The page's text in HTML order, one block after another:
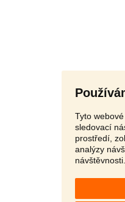
Tyto
sledovací
prostředí,
analýzy
návštěvnosti.